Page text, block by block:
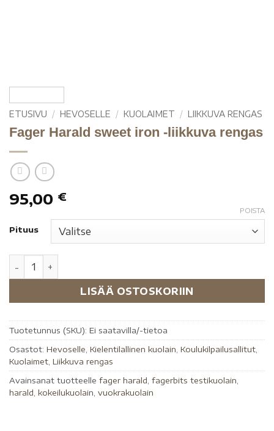
ETUSIVU / HEVOSELLE / KUOLAIMET / LIIKKUVA RENGAS
Fager Harald sweet iron -liikkuva rengas
95,00 €
Pituus
POISTA
LISÄÄ OSTOSKORIIN
Tuotetunnus (SKU): Ei saatavilla/-tietoa
Osastot: Hevoselle, Kielentilallinen kuolain, Koulukilpailusallitut,
Kuolaimet, Liikkuva rengas
Avainsanat tuotteelle fager harald, fagerbits testikuolain,
harald, kokeilukuolain, vuokrakuolain